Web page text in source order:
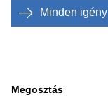
Minden igény
Megosztás